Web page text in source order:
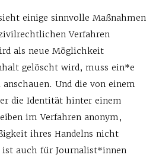
einige sinnvolle Maßnahmen
Verfahren
als neue Möglichkeit
gelöscht wird, muss ein*e
Und die von einem
die Identität hinter einem
im Verfahren anonym,
ihres Handelns nicht
ist auch für Journalist*innen